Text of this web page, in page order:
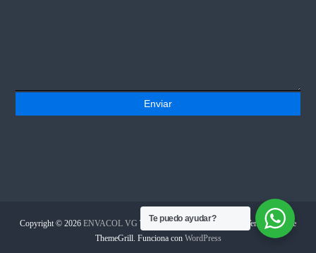
Copyright © 2026 ENVACOL VG Todos los derechos reservados. Tema: Flash de
ThemeGrill. Funciona con WordPress
Te puedo ayudar?